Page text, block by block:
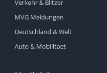
Verkehr & Blitzer
MVG Meldungen
Deutschland & Welt
Auto & Mobilitaet